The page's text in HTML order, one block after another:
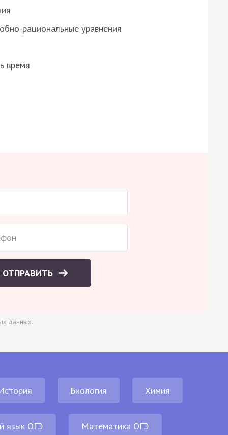
рациональные уравнения
время
ОТПРАВИТЬ
данных.
Биология Химия
язык ОГЭ Математика ОГЭ